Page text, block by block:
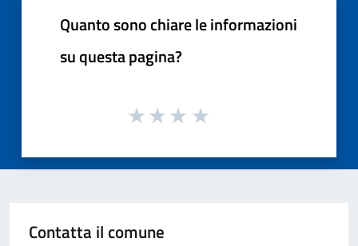
Quanto sono chiare le informazioni
su questa pagina?
Contatta il comune